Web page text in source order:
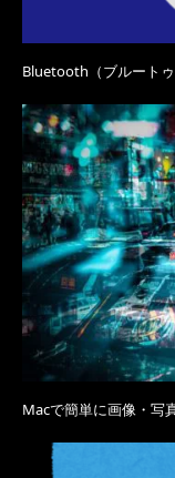
Bluetooth（ブルート
Macで簡単に画像・写